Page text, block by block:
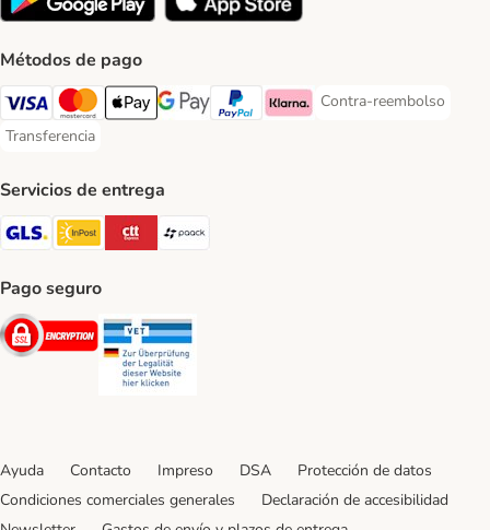
Métodos de pago
Visa Payment Method
Mastercard Payment Method
Apple Pay Payment Method
Google Pay Payment Method
PayPal Payment Method
Klarna Payment Method
Contra-reembolso
Contra-reembolso
Transferencia
Transferencia Payment Method
Servicios de entrega
GLS Shipping Method
InPost Shipping Method
CTTExpress Shipping Method
paack Shipping Method
Pago seguro
Security
Ayuda Contacto Impreso DSA
Protección de datos
Condiciones comerciales generales
Declaración de accesibilidad